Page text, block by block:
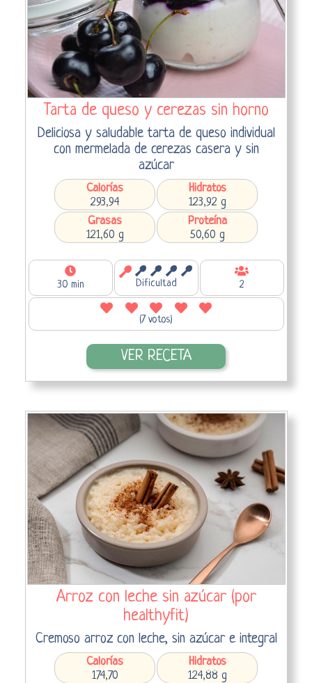
Tarta de queso y cerezas sin horno
Deliciosa y saludable tarta de queso individual
con mermelada de cerezas casera y sin
azúcar
Calorías
293,94
Hidratos
123,92 g
Grasas
121,60 g
Proteína
50,60 g
30 min Dificultad 2
(7 votos)
VER RECETA
Arroz con leche sin azúcar (por
healthyfit)
Cremoso arroz con leche, sin azúcar e integral
Calorías
174,70
Hidratos
124,88 g